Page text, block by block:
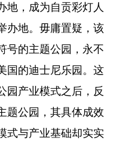
地，成为自贡彩灯人
办地。毋庸置疑，该
号的主题公园，永不
国的迪士尼乐园。这
园产业模式之后，反
题公园，其具体成效
式与产业基础却实实